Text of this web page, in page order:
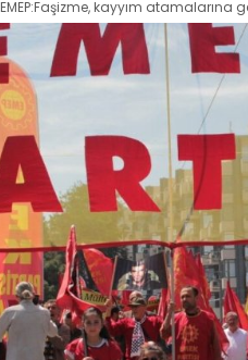
EMEP:Faşizme, kayyım